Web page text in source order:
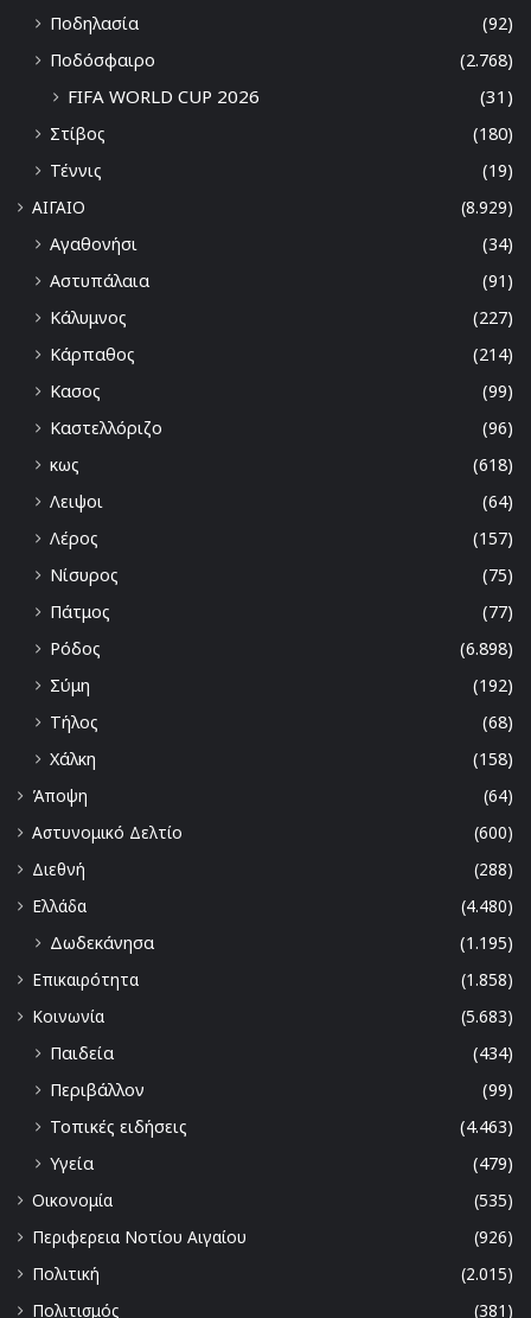
Ποδηλασία
(92)
Ποδόσφαιρο
(2.768)
FIFA WORLD CUP 2026 (31)
Στίβος
(180)
Τέννις
(19)
ΑΙΓΑΙΟ
(8.929)
Αγαθονήσι
(34)
Αστυπάλαια
(91)
Κάλυμνος
(227)
Κάρπαθος
(214)
Κασος
(99)
Καστελλόριζο
(96)
κως
(618)
Λειψοι
(64)
Λέρος
(157)
Νίσυρος
(75)
Πάτμος
(77)
Ρόδος
(6.898)
Σύμη
(192)
Τήλος
(68)
Χάλκη
(158)
Άποψη
(64)
Αστυνομικό Δελτίο
(600)
Διεθνή
(288)
Ελλάδα
(4.480)
Δωδεκάνησα
(1.195)
Επικαιρότητα
(1.858)
Κοινωνία
(5.683)
Παιδεία
(434)
Περιβάλλον
(99)
Τοπικές ειδήσεις
(4.463)
Υγεία
(479)
Οικονομία
(535)
Περιφερεια Νοτίου Αιγαίου
(926)
Πολιτική
(2.015)
Πολιτισμός
(381)